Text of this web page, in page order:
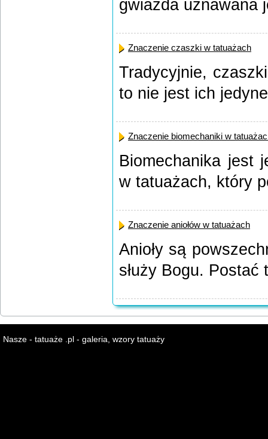
gwiazda uznawana
Znaczenie czaszki w tatuażach
Tradycyjnie,
to nie jest ich
Znaczenie biomechaniki w
Biomechanika jest
w tatuażach, który
Znaczenie aniołów w tatuażach
Anioły są
służy Bogu.
Nasze - tatuaże .pl - galeria, wzory tatuaży